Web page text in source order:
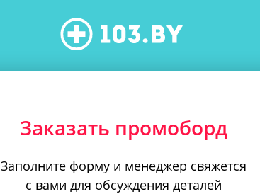
Заказать промоборд
Заполните форму и менеджер свяжется
с вами для обсуждения деталей